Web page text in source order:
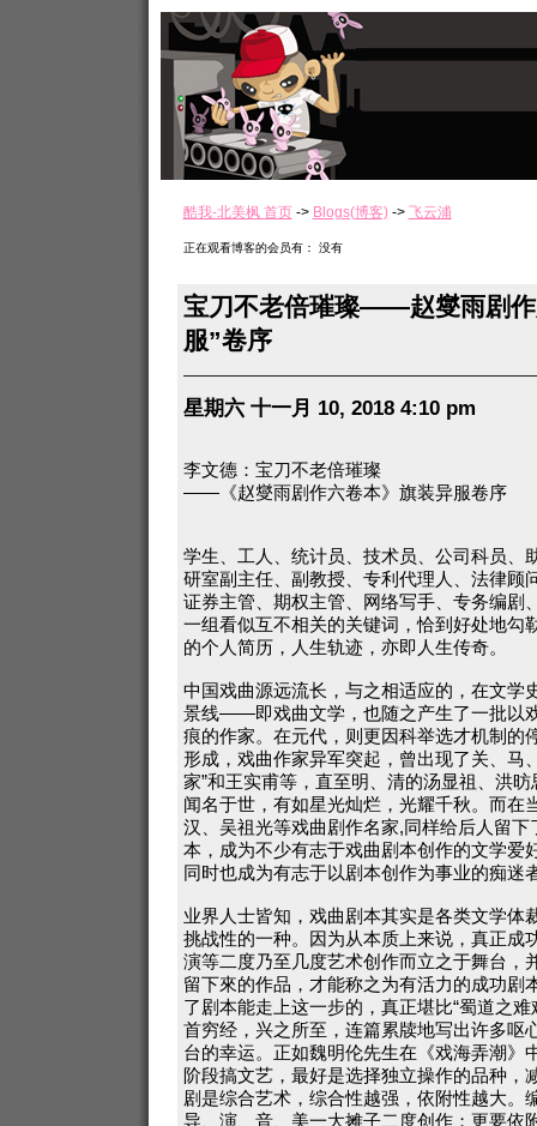
酷我-北美枫 首页-> Blogs(博客)-> 飞云浦
正在观看博客的会员有： 没有
宝刀不老倍璀璨——赵燮雨剧作
服”卷序
星期六 十一月 10, 2018 4:10 pm
李文德：宝刀不老倍璀璨
——《赵燮雨剧作六卷本》旗装异服卷序
学生、工人、统计员、技术员、公司科员、
研室副主任、副教授、专利代理人、法律顾
证券主管、期权主管、网络写手、专务编
一组看似互不相关的关键词，恰到好处地勾
的个人简历，人生轨迹，亦即人生传奇。
中国戏曲源远流长，与之相适应的，在文学
景线——即戏曲文学，也随之产生了一批以
痕的作家。在元代，则更因科举选才机制的
形成，戏曲作家异军突起，曾出现了关、马
家”和王实甫等，直至明、清的汤显祖、洪
闻名于世，有如星光灿烂，光耀千秋。而在
汉、吴祖光等戏曲剧作名家,同样给后人留
本，成为不少有志于戏曲剧本创作的文学爱
同时也成为有志于以剧本创作为事业的痴迷
业界人士皆知，戏曲剧本其实是各类文学体
挑战性的一种。因为从本质上来说，真正成
演等二度乃至几度艺术创作而立之于舞台，
留下來的作品，才能称之为有活力的成功剧
了剧本能走上这一步的，真正堪比“蜀道之
首穷经，兴之所至，连篇累牍地写出许多呕
台的幸运。正如魏明伦先生在《戏海弄潮》
阶段搞文艺，最好是选择独立操作的品种，
剧是综合艺术，综合性越强，依附性越大。
导、演、音、美一大摊子二度创作；更要依